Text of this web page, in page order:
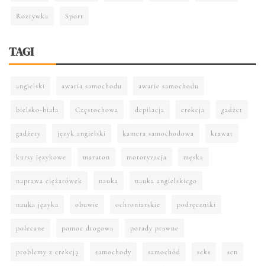
Rozrywka Sport
TAGI
angielski awaria samochodu awarie samochodu
bielsko-biała Częstochowa depilacja erekcja gadżet
gadżety język angielski kamera samochodowa krawat
kursy językowe maraton motoryzacja męska
naprawa ciężarówek nauka nauka angielskiego
nauka języka obuwie ochroniarskie podręczniki
polecane pomoc drogowa porady prawne
problemy z erekcją samochody samochód seks sen